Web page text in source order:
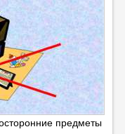
предметы